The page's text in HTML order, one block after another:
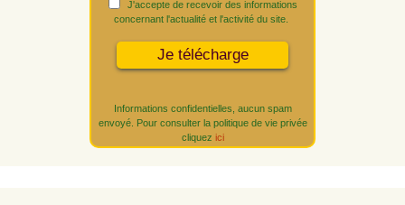
J'accepte de recevoir des informations
concernant l'actualité et l'activité du site.
Informations confidentielles, aucun spam
envoyé. Pour consulter la politique de vie privée
cliquez ici